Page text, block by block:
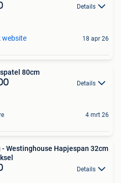
Details
website 18 apr 26
80cm
Details
4 mrt 26
Westinghouse Hapjespan 32cm
Details